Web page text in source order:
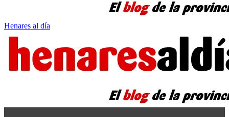
Henares al día